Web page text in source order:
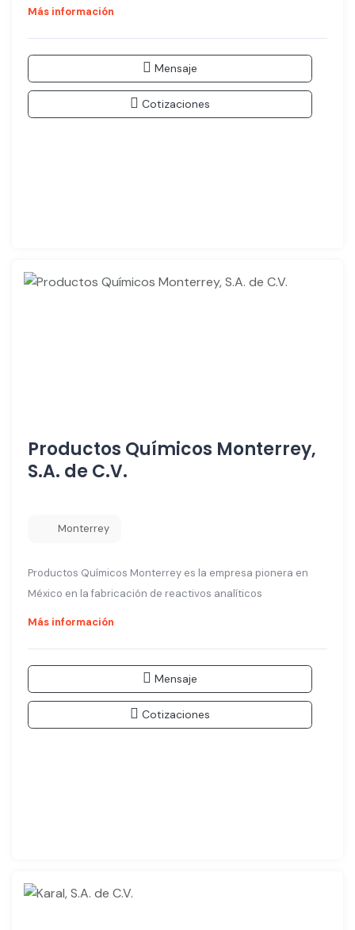
Más información
Mensaje
Cotizaciones
Productos Químicos Monterrey,
S.A. de C.V.
Monterrey
Productos Químicos Monterrey es la empresa pionera en
México en la fabricación de reactivos analíticos
Más información
Mensaje
Cotizaciones